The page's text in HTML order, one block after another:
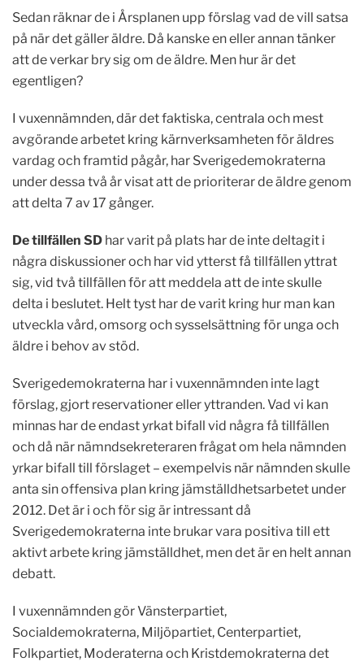
Sedan räknar de i Årsplanen upp förslag vad de vill satsa
på när det gäller äldre. Då kanske en eller annan tänker
att de verkar bry sig om de äldre. Men hur är det
egentligen?
I vuxennämnden, där det faktiska, centrala och mest
avgörande arbetet kring kärnverksamheten för äldres
vardag och framtid pågår, har Sverigedemokraterna
under dessa två år visat att de prioriterar de äldre genom
att delta 7 av 17 gånger.
De tillfällen SD har varit på plats har de inte deltagit i
några diskussioner och har vid ytterst få tillfällen yttrat
sig, vid två tillfällen för att meddela att de inte skulle
delta i beslutet. Helt tyst har de varit kring hur man kan
utveckla vård, omsorg och sysselsättning för unga och
äldre i behov av stöd.
Sverigedemokraterna har i vuxennämnden inte lagt
förslag, gjort reservationer eller yttranden. Vad vi kan
minnas har de endast yrkat bifall vid några få tillfällen
och då när nämndsekreteraren frågat om hela nämnden
yrkar bifall till förslaget – exempelvis när nämnden skulle
anta sin offensiva plan kring jämställdhetsarbetet under
2012. Det är i och för sig är intressant då
Sverigedemokraterna inte brukar vara positiva till ett
aktivt arbete kring jämställdhet, men det är en helt annan
debatt.
I vuxennämnden gör Vänsterpartiet,
Socialdemokraterna, Miljöpartiet, Centerpartiet,
Folkpartiet, Moderaterna och Kristdemokraterna det